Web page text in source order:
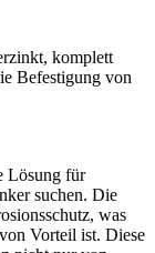
Lösung für
suchen. Die
was
Vorteil ist. Diese